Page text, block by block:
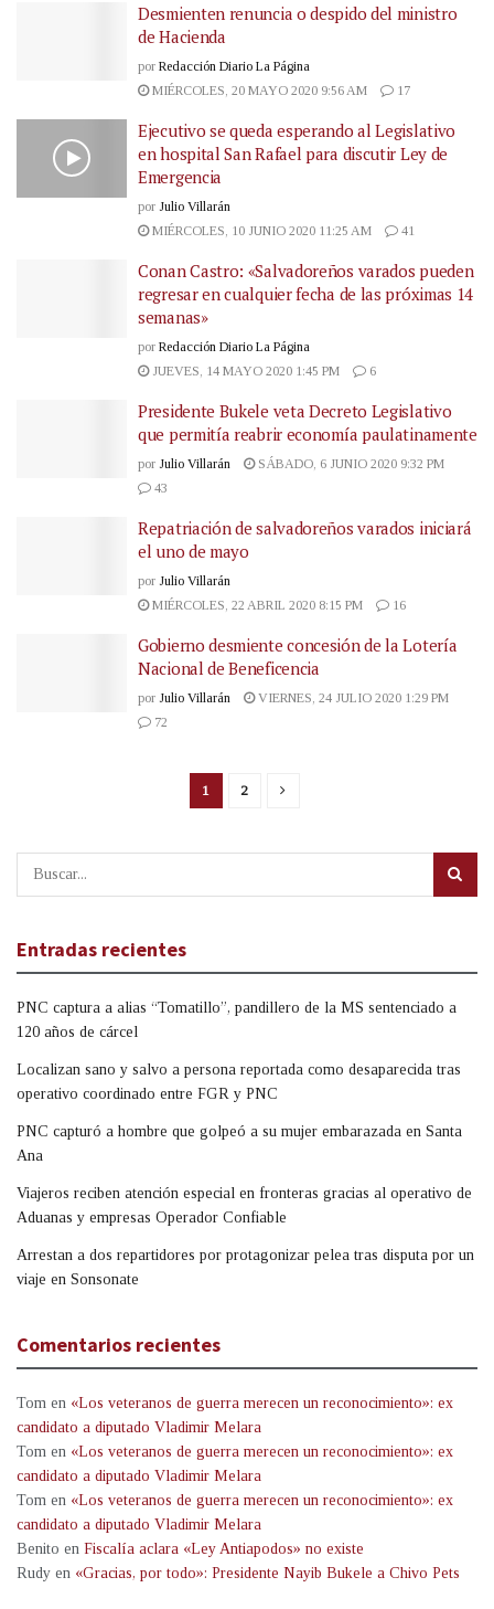
Desmienten renuncia o despido del ministro
de Hacienda
por Redacción Diario La Página
MIÉRCOLES, 20 MAYO 2020 9:56 AM
17
Ejecutivo se queda esperando al Legislativo
en hospital San Rafael para discutir Ley de
Emergencia
por Julio Villarán
MIÉRCOLES, 10 JUNIO 2020 11:25 AM
41
Conan Castro: «Salvadoreños varados pueden
regresar en cualquier fecha de las próximas 14
semanas»
por Redacción Diario La Página
JUEVES, 14 MAYO 2020 1:45 PM
6
Presidente Bukele veta Decreto Legislativo
que permitía reabrir economía paulatinamente
por Julio Villarán
SÁBADO, 6 JUNIO 2020 9:32 PM
43
Repatriación de salvadoreños varados iniciará
el uno de mayo
por Julio Villarán
MIÉRCOLES, 22 ABRIL 2020 8:15 PM
16
Gobierno desmiente concesión de la Lotería
Nacional de Beneficencia
por Julio Villarán
VIERNES, 24 JULIO 2020 1:29 PM
72
1 2
Entradas recientes
PNC captura a alias “Tomatillo”, pandillero de la MS sentenciado a
120 años de cárcel
Localizan sano y salvo a persona reportada como desaparecida tras
operativo coordinado entre FGR y PNC
PNC capturó a hombre que golpeó a su mujer embarazada en Santa
Ana
Viajeros reciben atención especial en fronteras gracias al operativo de
Aduanas y empresas Operador Confiable
Arrestan a dos repartidores por protagonizar pelea tras disputa por un
viaje en Sonsonate
Comentarios recientes
Tom en «Los veteranos de guerra merecen un reconocimiento»: ex
candidato a diputado Vladimir Melara
Tom en «Los veteranos de guerra merecen un reconocimiento»: ex
candidato a diputado Vladimir Melara
Tom en «Los veteranos de guerra merecen un reconocimiento»: ex
candidato a diputado Vladimir Melara
Benito en Fiscalía aclara «Ley Antiapodos» no existe
Rudy en «Gracias, por todo»: Presidente Nayib Bukele a Chivo Pets